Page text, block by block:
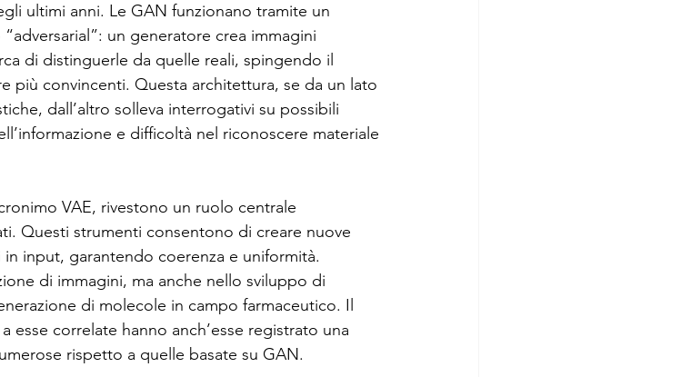
ultimi anni. Le GAN funzionano tramite un
un generatore crea immagini
di distinguerle da quelle reali, spingendo il
più convincenti. Questa architettura, se da un lato
dall’altro solleva interrogativi su possibili
e difficoltà nel riconoscere materiale
VAE, rivestono un ruolo centrale
Questi strumenti consentono di creare nuove
input, garantendo coerenza e uniformità.
di immagini, ma anche nello sviluppo di
di molecole in campo farmaceutico. Il
esse correlate hanno anch’esse registrato una
rispetto a quelle basate su GAN.